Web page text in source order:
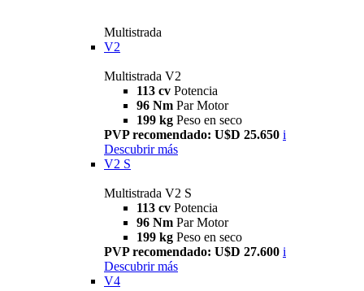
Multistrada
V2
Multistrada V2
113 cv Potencia
96 Nm Par Motor
199 kg Peso en seco
PVP recomendado: U$D 25.650 i
Descubrir más
V2 S
Multistrada V2 S
113 cv Potencia
96 Nm Par Motor
199 kg Peso en seco
PVP recomendado: U$D 27.600 i
Descubrir más
V4